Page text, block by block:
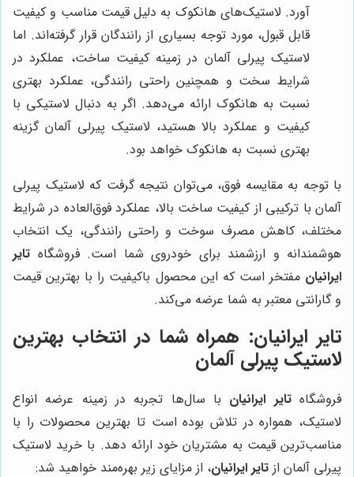
آورد. لاستیک‌های هانکوک به دلیل قیمت مناسب و کیفیت
قابل قبول، مورد توجه بسیاری از رانندگان قرار گرفته‌اند. اما
لاستیک پیرلی آلمان در زمینه کیفیت ساخت، عملکرد در
شرایط سخت و همچنین راحتی رانندگی، عملکرد بهتری
نسبت به هانکوک ارائه می‌دهد. اگر به دنبال لاستیکی با
کیفیت و عملکرد بالا هستید، لاستیک پیرلی آلمان گزینه
بهتری نسبت به هانکوک خواهد بود.
با توجه به مقایسه فوق، می‌توان نتیجه گرفت که لاستیک پیرلی
آلمان با ترکیبی از کیفیت ساخت بالا، عملکرد فوق‌العاده در شرایط
مختلف، کاهش مصرف سوخت و راحتی رانندگی، یک انتخاب
هوشمندانه و ارزشمند برای خودروی شما است. فروشگاه تایر
ایرانیان مفتخر است که این محصول باکیفیت را با بهترین قیمت
و گارانتی معتبر به شما عرضه می‌کند.
تایر ایرانیان: همراه شما در انتخاب بهترین
لاستیک پیرلی آلمان
فروشگاهتایر ایرانیان با سال‌ها تجربه در زمینه عرضه انواع
لاستیک، همواره در تلاش بوده است تا بهترین محصولات را با
مناسب‌ترین قیمت به مشتریان خود ارائه دهد. با خرید لاستیک
پیرلی آلمان از تایر ایرانیان، از مزایای زیر بهره‌مند خواهید شد: